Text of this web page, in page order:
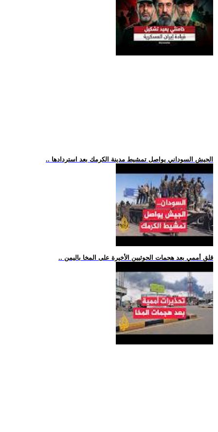
.. الجيش السوداني يواصل تمشيط مدينة الكرمك بعد استردادها
.. قلق أممي بعد هجمات الحوثيين الأخيرة على المخا باليمن